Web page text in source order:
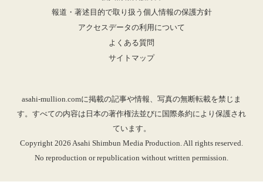
報道・著述目的で取り扱う個人情報の保護方針
アクセスデータの利用について
よくある質問
サイトマップ
asahi-mullion.comに掲載の記事や情報、写真の無断転載を禁じま
す。すべての内容は日本の著作権法並びに国際条約により保護され
ています。
Copyright 2026 Asahi Shimbun Media Production. All rights reserved.
No reproduction or republication without written permission.